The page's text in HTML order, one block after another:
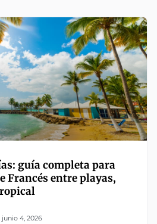
guía completa para
Francés entre playas,
junio 4, 2026